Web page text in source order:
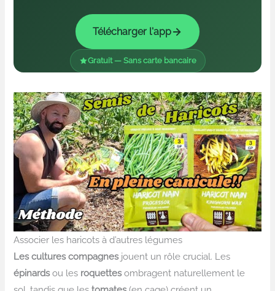
Télécharger l'app
Gratuit — Sans carte bancaire
Associer les haricots à d’autres légumes
Les cultures compagnesjouent un rôle crucial. Les
épinardsou les roquettesombragent naturellement le